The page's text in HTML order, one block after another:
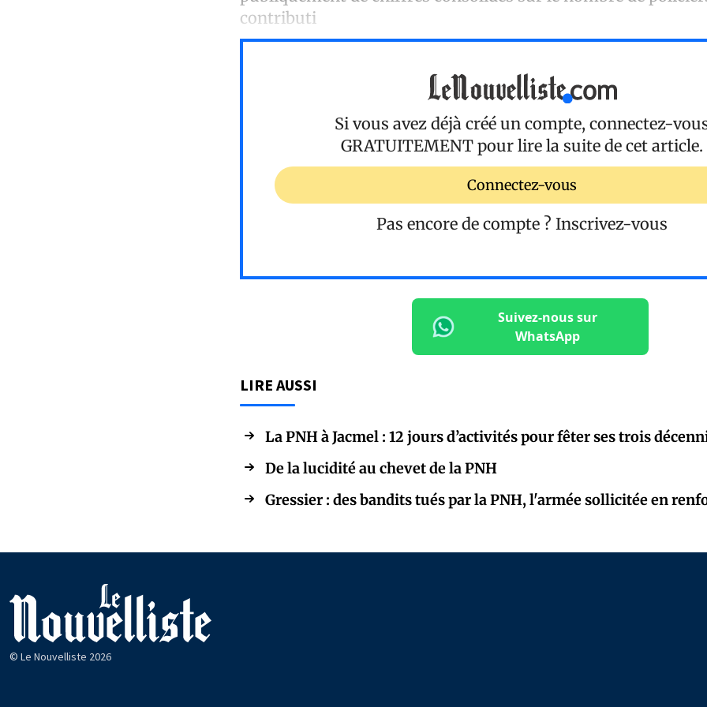
contributi
Si vous avez déjà créé un compte, connectez-
GRATUITEMENT pour lire la suite de cet article.
Connectez-vous
Pas encore de compte ? Inscrivez-vous
Suivez-nous sur
WhatsApp
LIRE AUSSI
La PNH à Jacmel : 12 jours d’activités pour fêter ses trois
De la lucidité au chevet de la PNH
Gressier : des bandits tués par la PNH, l'armée sollicitée en
© Le Nouvelliste 2026